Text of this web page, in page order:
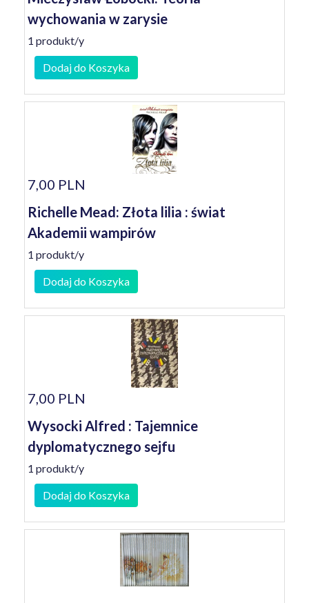
wychowania w zarysie
1 produkt/y
Dodaj do Koszyka
7,00 PLN
Richelle Mead: Złota lilia : świat
Akademii wampirów
1 produkt/y
Dodaj do Koszyka
7,00 PLN
Wysocki Alfred : Tajemnice
dyplomatycznego sejfu
1 produkt/y
Dodaj do Koszyka